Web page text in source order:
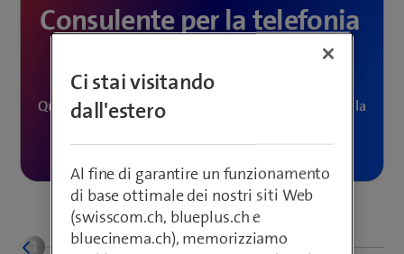
Consulente per la telefonia
Qual è la soluzione di comunicazione più adatta per la
Ci stai visitando
dall'estero
Al fine di garantire un funzionamento
di base ottimale dei nostri siti Web
(swisscom.ch, blueplus.ch e
bluecinema.ch), memorizziamo